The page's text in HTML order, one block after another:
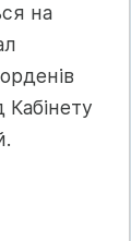
на
Кабінету